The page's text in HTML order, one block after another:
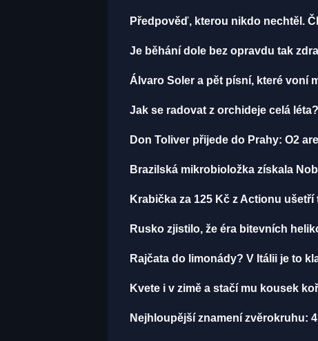
Předpověď, kterou nikdo nechtěl.
Je běhání dole bez opravdu tak
Álvaro Soler a pět písní, které voní
Jak se radovat z orchideje celá
Don Toliver přijede do Prahy: O2
Brazilská mikrobioložka získala
Krabička za 125 Kč z Actionu
Rusko zjistilo, že éra bitevních
Rajčata do limonády? V Itálii je to
Kvete i v zimě a stačí mu kousek
Nejhloupější znamení zvěrokruhu: